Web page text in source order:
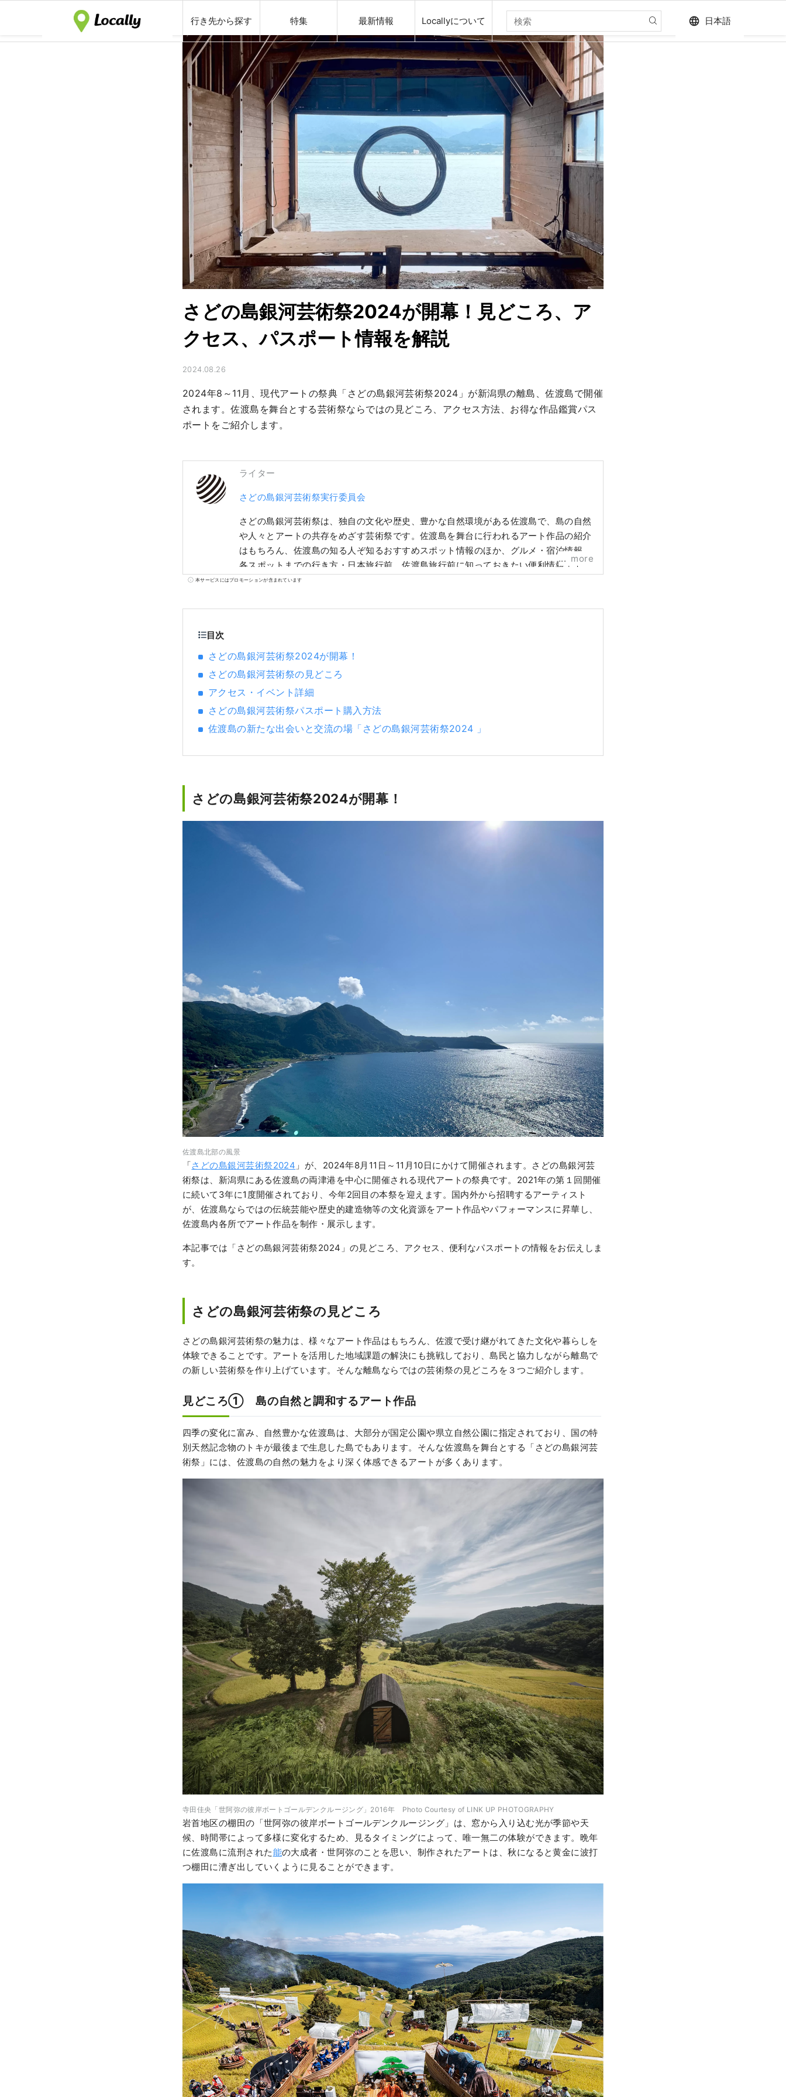
行き先から探す 特集 最新情報 Locallyについて language 日本語
さどの島銀河芸術祭2024が開幕！見どころ、ア
クセス、パスポート情報を解説
2024.08.26
2024年8～11月、現代アートの祭典「さどの島銀河芸術祭2024」が新潟県の離島、佐渡島で開催
されます。佐渡島を舞台とする芸術祭ならではの見どころ、アクセス方法、お得な作品鑑賞パス
ポートをご紹介します。
ライター
さどの島銀河芸術祭実行委員会
さどの島銀河芸術祭は、独自の文化や歴史、豊かな自然環境がある佐渡島で、島の自然
や人々とアートの共存をめざす芸術祭です。佐渡島を舞台に行われるアート作品の紹介
はもちろん、佐渡島の知る人ぞ知るおすすめスポット情報のほか、グルメ・宿泊情報、
各スポットまでの行き方・日本旅行前、佐渡島旅行前に知っておきたい便利情報まで、
佐渡島の芸術祭や観光を総合的にご紹介します。
more
本サービスにはプロモーションが含まれています
目次
さどの島銀河芸術祭2024が開幕！
さどの島銀河芸術祭の見どころ
アクセス・イベント詳細
さどの島銀河芸術祭パスポート購入方法
佐渡島の新たな出会いと交流の場「さどの島銀河芸術祭2024 」
さどの島銀河芸術祭2024が開幕！
佐渡島北部の風景
「さどの島銀河芸術祭2024 」が、2024年8月11日～11月10日にかけて開催されます。さどの島銀河芸
術祭は、新潟県にある佐渡島の両津港を中心に開催される現代アートの祭典です。2021年の第１回開催
に続いて3年に1度開催されており、今年2回目の本祭を迎えます。国内外から招聘するアーティスト
が、佐渡島ならではの伝統芸能や歴史的建造物等の文化資源をアート作品やパフォーマンスに昇華し、
佐渡島内各所でアート作品を制作・展示します。
本記事では「さどの島銀河芸術祭2024」の見どころ、アクセス、便利なパスポートの情報をお伝えしま
す。
さどの島銀河芸術祭の見どころ
さどの島銀河芸術祭の魅力は、様々なアート作品はもちろん、佐渡で受け継がれてきた文化や暮らしを
体験できることです。アートを活用した地域課題の解決にも挑戦しており、島民と協力しながら離島で
の新しい芸術祭を作り上げています。そんな離島ならではの芸術祭の見どころを３つご紹介します。
見どころ① 島の自然と調和するアート作品
四季の変化に富み、自然豊かな佐渡島は、大部分が国定公園や県立自然公園に指定されており、国の特
別天然記念物のトキが最後まで生息した島でもあります。そんな佐渡島を舞台とする「さどの島銀河芸
術祭」には、佐渡島の自然の魅力をより深く体感できるアートが多くあります。
寺田佳央「世阿弥の彼岸ボートゴールデンクルージング」2016年 Photo Courtesy of LINK UP PHOTOGRAPHY
岩首地区の棚田の「世阿弥の彼岸ボートゴールデンクルージング」は、窓から入り込む光が季節や天
候、時間帯によって多様に変化するため、見るタイミングによって、唯一無二の体験ができます。晩年
に佐渡島に流刑された能の大成者・世阿弥のことを思い、制作されたアートは、秋になると黄金に波打
つ棚田に漕ぎ出していくように見ることができます。